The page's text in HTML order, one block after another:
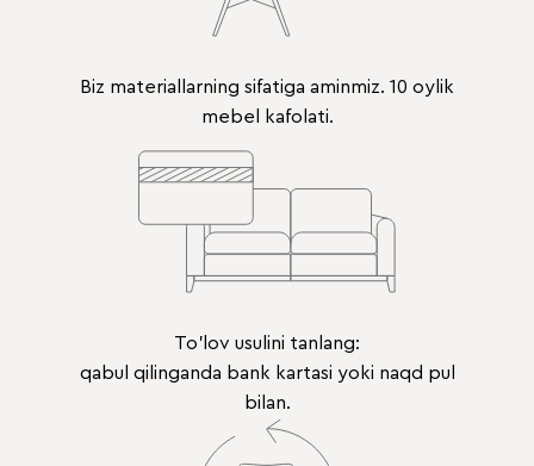
Biz materiallarning sifatiga aminmiz. 10 oylik
mebel kafolati.
To'lov usulini tanlang:
qabul qilinganda bank kartasi yoki naqd pul
bilan.